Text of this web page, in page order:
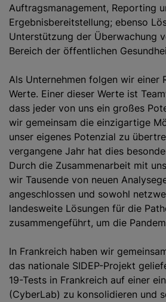
Auftragsmanagement, Reporting
Ergebnisbereitstellung; ebenso
Unterstützung der Überwachung
Bereich der öffentlichen
Als Unternehmen folgen wir einer
Werte. Einer dieser Werte ist
dass jeder von uns ein großes
wir gemeinsam die einzigartige
unser eigenes Potenzial zu
vergangene Jahr hat dies
Durch die Zusammenarbeit mit
wir Tausende von neuen
angeschlossen und sowohl
landesweite Lösungen für die
zusammengeführt, um die
In Frankreich haben wir
das nationale SIDEP-Projekt
19-Tests in Frankreich auf einer
(CyberLab) zu konsolidieren und